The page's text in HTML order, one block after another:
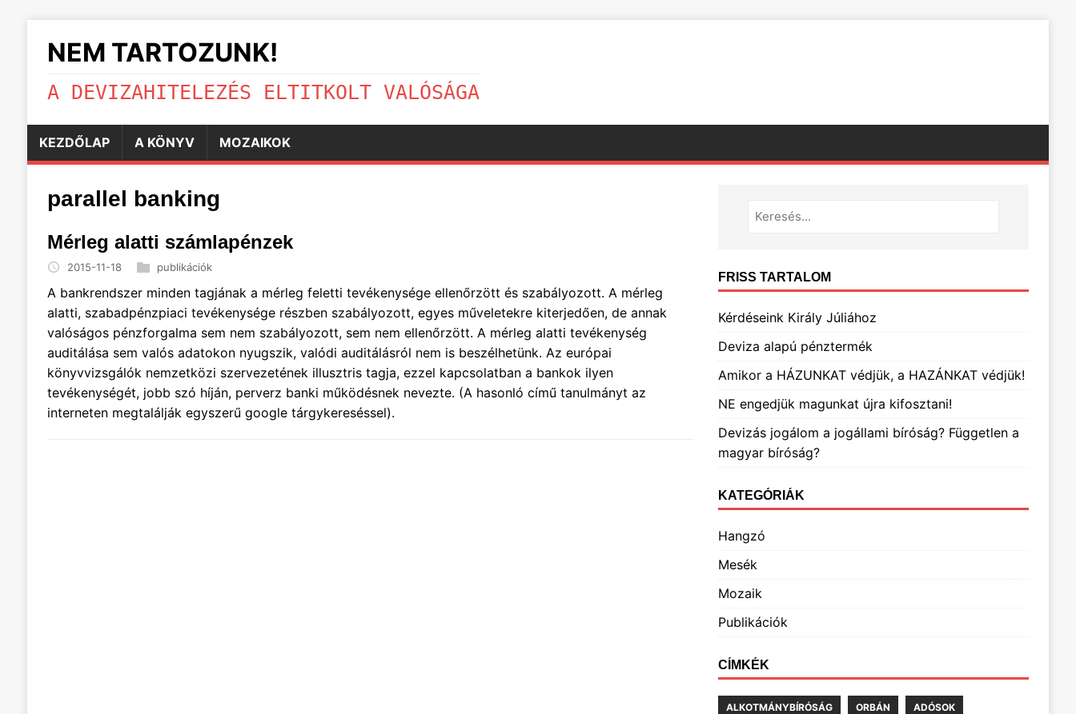
NEM TARTOZUNK!
A DEVIZAHITELEZÉS ELTITKOLT VALÓSÁGA
KEZDŐLAP A KÖNYV MOZAIKOK
parallel banking
Mérleg alatti számlapénzek
2015-11-18 publikációk
A bankrendszer minden tagjának a mérleg feletti tevékenysége ellenőrzött és szabályozott. A mérleg
alatti, szabadpénzpiaci tevékenysége részben szabályozott, egyes műveletekre kiterjedően, de annak
valóságos pénzforgalma sem nem szabályozott, sem nem ellenőrzött. A mérleg alatti tevékenység
auditálása sem valós adatokon nyugszik, valódi auditálásról nem is beszélhetünk. Az európai
könyvvizsgálók nemzetközi szervezetének illusztris tagja, ezzel kapcsolatban a bankok ilyen
tevékenységét, jobb szó híján, perverz banki működésnek nevezte. (A hasonló című tanulmányt az
interneten megtalálják egyszerű google tárgykereséssel).
FRISS TARTALOM
Kérdéseink Király Júliához
Deviza alapú pénztermék
Amikor a HÁZUNKAT védjük, a HAZÁNKAT védjük!
NE engedjük magunkat újra kifosztani!
Devizás jogálom a jogállami bíróság? Független a
magyar bíróság?
KATEGÓRIÁK
Hangzó
Mesék
Mozaik
Publikációk
CÍMKÉK
ALKOTMÁNYBÍRÓSÁG ORBÁN ADÓSOK